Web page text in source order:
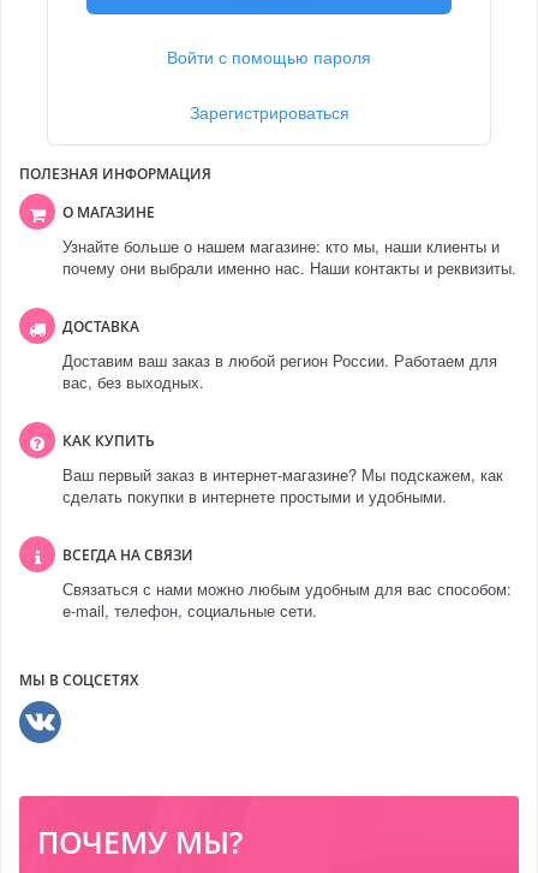
Войти с помощью пароля
Зарегистрироваться
ПОЛЕЗНАЯ ИНФОРМАЦИЯ
О МАГАЗИНЕ
Узнайте больше о нашем магазине: кто мы, наши клиенты и
почему они выбрали именно нас. Наши контакты и реквизиты.
ДОСТАВКА
Доставим ваш заказ в любой регион России. Работаем для
вас, без выходных.
КАК КУПИТЬ
Ваш первый заказ в интернет-магазине? Мы подскажем, как
сделать покупки в интернете простыми и удобными.
ВСЕГДА НА СВЯЗИ
Связаться с нами можно любым удобным для вас способом:
e-mail, телефон, социальные сети.
МЫ В СОЦСЕТЯХ
ПОЧЕМУ МЫ?